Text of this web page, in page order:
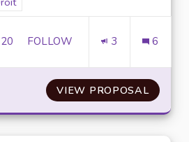
20 20 FOLLOWERS
FOLLOW 3 6
VIEW PROPOSAL